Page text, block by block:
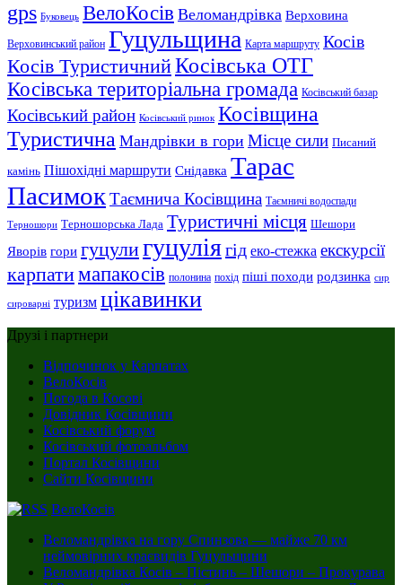
gps Буковець ВелоКосів Веломандрівка Верховина
Верховинський район Гуцульщина Карта маршруту Косів
Косів ТуристичнийКосівська ОТГ
Косівська територіальна громада Косівський базар
Косівський район Косівський ринок Косівщина
Туристична Мандрівки в гори Місце сили Писаний
камінь Пішохідні маршрути Снідавка Тарас
ПасимокТаємнича Косівщина Таємничі водоспади
Терношори Терношорська Лада Туристичні місця Шешори
Яворів гори гуцулигуцуліягід еко-стежка екскурсії
карпатимапакосів полонина похід піші походи родзинка сир
сироварні туризм цікавинки
Друзі і партнери
Відпочинок у Карпатах
ВелоКосів
Погода в Косові
Довідник Косівщини
Косівський форум
Косівський фотоальбом
Портал Косівщини
Сайти Косівщини
ВелоКосів
Веломандрівка на гору Спинзова — майже 70 км
неймовірних краєвидів Гуцульщини
Веломандрівка Косів – Пістинь – Шешори – Прокурава